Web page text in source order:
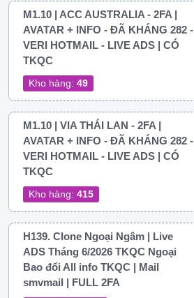
M1.10 | ACC AUSTRALIA - 2FA |
AVATAR + INFO - ĐÃ KHÁNG 282 -
VERI HOTMAIL - LIVE ADS | CÓ
TKQC
Kho hàng: 49
M1.10 | VIA THÁI LAN - 2FA |
AVATAR + INFO - ĐÃ KHÁNG 282 -
VERI HOTMAIL - LIVE ADS | CÓ
TKQC
Kho hàng: 415
H139. Clone Ngoại Ngâm | Live
ADS Tháng 6/2026 TKQC Ngoại
Bao đổi All info TKQC | Mail
smvmail | FULL 2FA